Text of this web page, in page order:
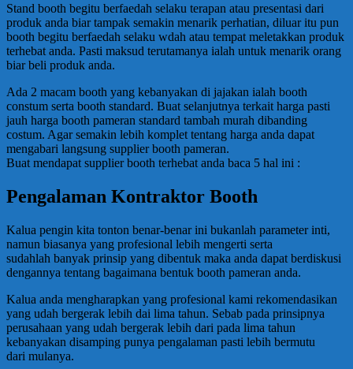
Stand booth begitu berfaedah selaku terapan atau presentasi dari
produk anda biar tampak semakin menarik perhatian, diluar itu pun
booth begitu berfaedah selaku wdah atau tempat meletakkan produk
terhebat anda. Pasti maksud terutamanya ialah untuk menarik orang
biar beli produk anda.
Ada 2 macam booth yang kebanyakan di jajakan ialah booth
constum serta booth standard. Buat selanjutnya terkait harga pasti
jauh harga booth pameran standard tambah murah dibanding
costum. Agar semakin lebih komplet tentang harga anda dapat
mengabari langsung supplier booth pameran.
Buat mendapat supplier booth terhebat anda baca 5 hal ini :
Pengalaman Kontraktor Booth
Kalua pengin kita tonton benar-benar ini bukanlah parameter inti,
namun biasanya yang profesional lebih mengerti serta
sudahlah banyak prinsip yang dibentuk maka anda dapat berdiskusi
dengannya tentang bagaimana bentuk booth pameran anda.
Kalua anda mengharapkan yang profesional kami rekomendasikan
yang udah bergerak lebih dai lima tahun. Sebab pada prinsipnya
perusahaan yang udah bergerak lebih dari pada lima tahun
kebanyakan disamping punya pengalaman pasti lebih bermutu
dari mulanya.